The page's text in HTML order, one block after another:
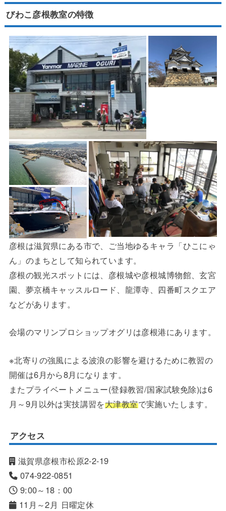
びわこ彦根教室の特徴
彦根は滋賀県にある市で、ご当地ゆるキャラ「ひこにゃ
ん」のまちとして知られています。
彦根の観光スポットには、彦根城や彦根城博物館、玄宮
園、夢京橋キャッスルロード、龍潭寺、四番町スクエア
などがあります。
会場のマリンプロショップオグリは彦根港にあります。
※北寄りの強風による波浪の影響を避けるために教習の
開催は6月から8月になります。
またプライベートメニュー(登録教習/国家試験免除)は6
月～9月以外は実技講習を大津教室で実施いたします。
アクセス
滋賀県彦根市松原2-2-19
074-922-0851
9:00～18：00
11月～2月 日曜定休